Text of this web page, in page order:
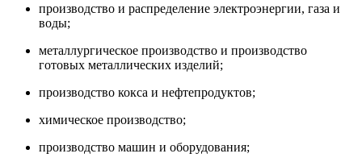
производство и распределение электроэнергии, газа и
воды;
металлургическое производство и производство
готовых металлических изделий;
производство кокса и нефтепродуктов;
химическое производство;
производство машин и оборудования;